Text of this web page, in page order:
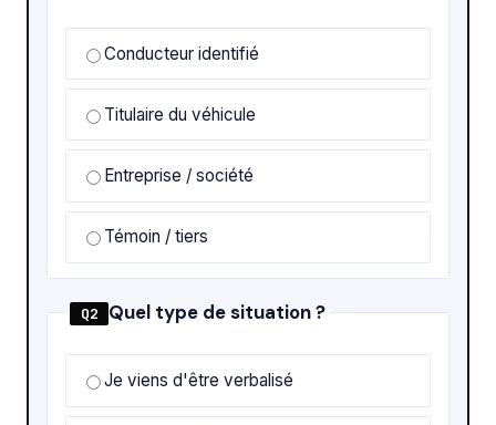
Conducteur identifié
Titulaire du véhicule
Entreprise / société
Témoin / tiers
Q2 Quel type de situation ?
Je viens d'être verbalisé